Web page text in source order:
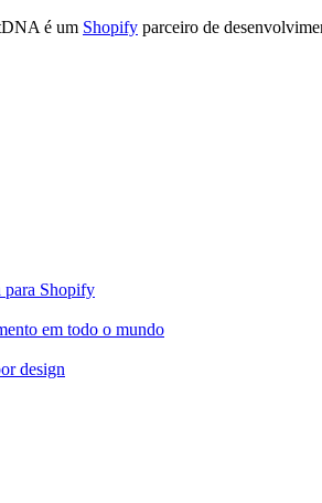
é um Shopify parceiro de
para Shopify
em todo o mundo
design